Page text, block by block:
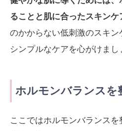
ることと肌に合ったスキンケ
のかからない低刺激のスキン
シンプルなケアを心がけまし
ホルモンバランスを
ここではホルモンバランス